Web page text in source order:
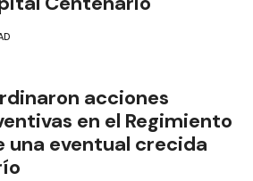
acciones
en el Regimiento
una eventual crecida